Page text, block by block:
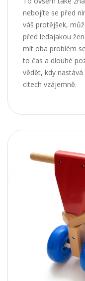
nebojíte se před
váš protějšek,
před ledajakou
mít oba problém
to čas a dlouhé
vědět, kdy
citech vzájemně.